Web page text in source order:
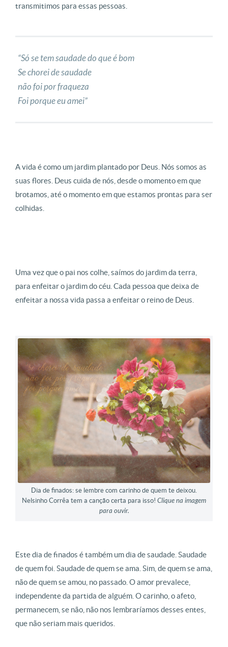
transmitimos para essas pessoas.
“Só se tem saudade do que é bom
Se chorei de saudade
não foi por fraqueza
Foi porque eu amei”
A vida é como um jardim plantado por Deus. Nós somos as
suas flores. Deus cuida de nós, desde o momento em que
brotamos, até o momento em que estamos prontas para ser
colhidas.
Uma vez que o pai nos colhe, saímos do jardim da terra,
para enfeitar o jardim do céu. Cada pessoa que deixa de
enfeitar a nossa vida passa a enfeitar o reino de Deus.
Dia de finados: se lembre com carinho de quem te deixou.
Nelsinho Corrêa tem a canção certa para isso! Clique na imagem
para ouvir.
Este dia de finados é também um dia de saudade. Saudade
de quem foi. Saudade de quem se ama. Sim, de quem se ama,
não de quem se amou, no passado. O amor prevalece,
independente da partida de alguém. O carinho, o afeto,
permanecem, se não, não nos lembraríamos desses entes,
que não seriam mais queridos.